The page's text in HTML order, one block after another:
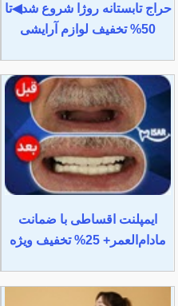
حراج تابستانه روژا شروع شد◀تا
50% تخفیف لوازم آرایشی
ایمپلنت اقساطی با ضمانت
مادام‌العمر+ 25% تخفیف ویژه